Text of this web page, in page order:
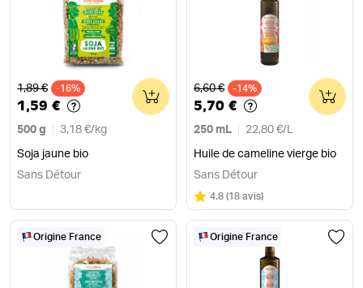
Ancien prix
1,89 € -16%
1,59 €
500 g 3,18 €/ kg
Soja jaune bio
0
Sans Détour
Ancien prix
6,60 € -14%
5,70 €
250 mL 22,80 €/ L
Huile de cameline vierge bio
0
Sans Détour
Note
4.8 sur 5
(18 avis)
Origine France Origine France